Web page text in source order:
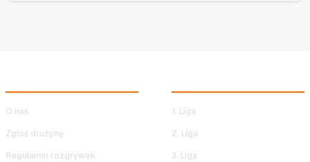
O nas
Zgłoś drużynę
Regulamin rozgrywek
1. Liga
2. Liga
3. Liga